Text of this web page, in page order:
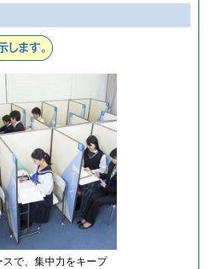
スで、集中力をキープ